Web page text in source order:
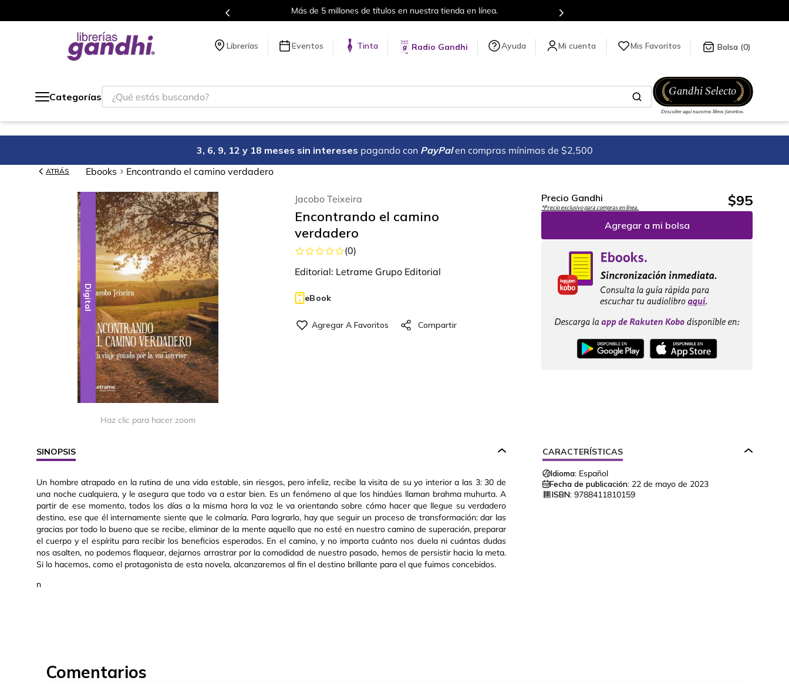
Más de 5 millones de títulos en nuestra tienda en línea.
Librerías Eventos Tinta Radio Gandhi Ayuda Mis Favoritos 0
Categorías
¿Qué estás buscando?
3, 6, 9, 12 y 18 meses sin intereses pagando con PayPal en compras mínimas de $2,500
ATRÁS Ebooks Encontrando el camino verdadero
Digital
Haz clic para hacer zoom
Jacobo Teixeira
Encontrando el camino
verdadero
(0)
Editorial: Letrame Grupo Editorial
eBook
Precio Gandhi
*Precio exclusivo para compras en línea. $95
Agregar a mi bolsa
SINOPSIS
Un hombre atrapado en la rutina de una vida estable, sin riesgos, pero infeliz, recibe la visita de su yo interior a las 3: 30 de
una noche cualquiera, y le asegura que todo va a estar bien. Es un fenómeno al que los hindúes llaman brahma muhurta. A
partir de ese momento, todos los días a la misma hora la voz le va orientando sobre cómo hacer que llegue su verdadero
destino, ese que él internamente siente que le colmaría. Para lograrlo, hay que seguir un proceso de transformación: dar las
gracias por todo lo bueno que se recibe, eliminar de la mente aquello que no esté en nuestro camino de superación, preparar
el cuerpo y el espíritu para recibir los beneficios esperados. En el camino, y no importa cuánto nos duela ni cuántas dudas
nos asalten, no podemos flaquear, dejarnos arrastrar por la comodidad de nuestro pasado, hemos de persistir hacia la meta.
Si lo hacemos, como el protagonista de esta novela, alcanzaremos al fin el destino brillante para el que fuimos concebidos.
n
CARACTERÍSTICAS
Idioma: Español
Fecha de publicación: 22 de mayo de 2023
ISBN: 9788411810159
Comentarios